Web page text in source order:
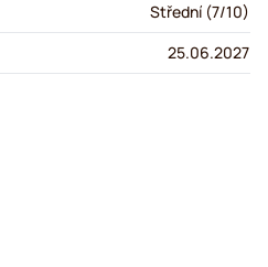
Střední (7/10)
25.06.2027